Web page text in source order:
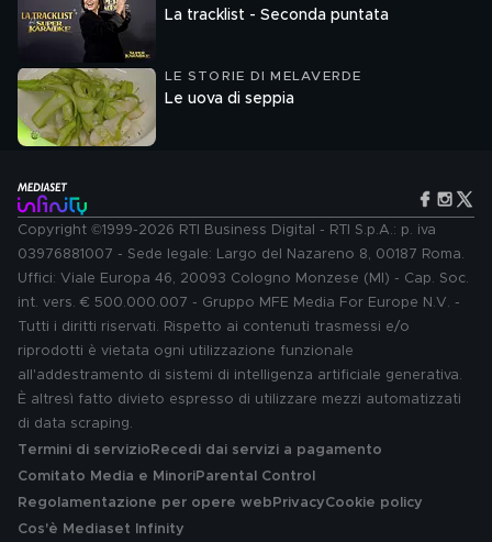
La tracklist - Seconda puntata
LE STORIE DI MELAVERDE
Le uova di seppia
Copyright ©1999-2026 RTI Business Digital - RTI S.p.A.: p. iva
03976881007 - Sede legale: Largo del Nazareno 8, 00187 Roma.
Uffici: Viale Europa 46, 20093 Cologno Monzese (MI) - Cap. Soc.
int. vers. € 500.000.007 - Gruppo MFE Media For Europe N.V. -
Tutti i diritti riservati. Rispetto ai contenuti trasmessi e/o
riprodotti è vietata ogni utilizzazione funzionale
all'addestramento di sistemi di intelligenza artificiale generativa.
È altresì fatto divieto espresso di utilizzare mezzi automatizzati
di data scraping.
Termini di servizio Recedi dai servizi a pagamento
Comitato Media e MinoriParental Control
Regolamentazione per opere web PrivacyCookie policy
Cos'è Mediaset Infinity